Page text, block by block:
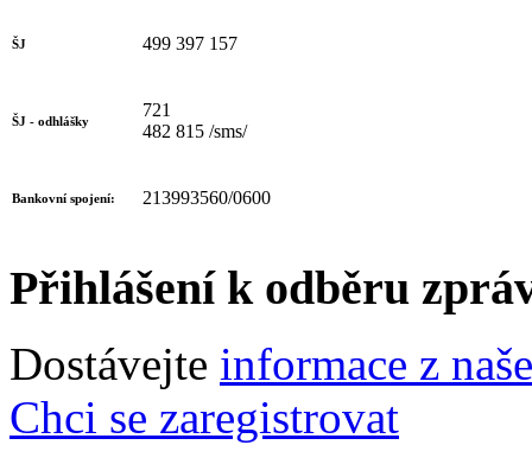
ŠJ 499 397 157
ŠJ - odhlášky
721
482 815 /sms/
Bankovní spojení: 213993560/0600
Přihlášení k odběru
Dostávejte informace z
Chci se zaregistrovat